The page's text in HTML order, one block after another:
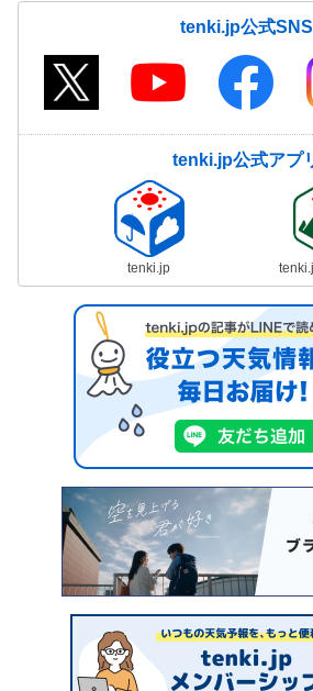
tenki.jp公式SNS
tenki.jp公式アプ
tenki.jp